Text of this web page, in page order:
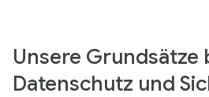
Unsere Grundsätze
Datenschutz und